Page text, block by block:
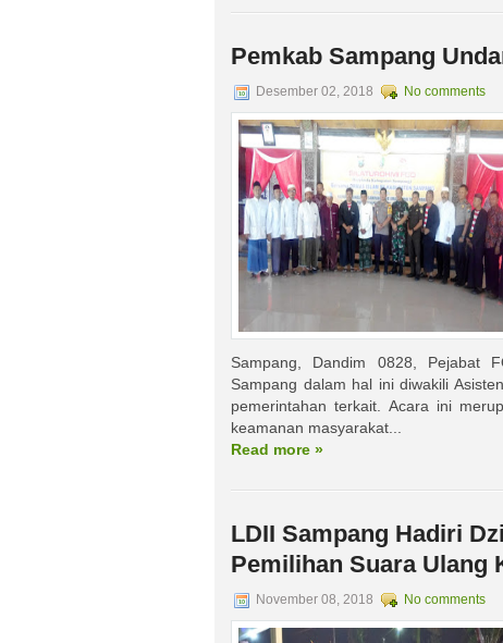
Pemkab Sampang
Desember 02, 2018 No comments
Sampang, Dandim 0828, Pejabat
Sampang dalam hal ini diwakili
pemerintahan terkait. Acara ini
keamanan masyarakat...
Read more »
LDII Sampang Hadiri
Pemilihan Suara Ulang
November 08, 2018 No comments